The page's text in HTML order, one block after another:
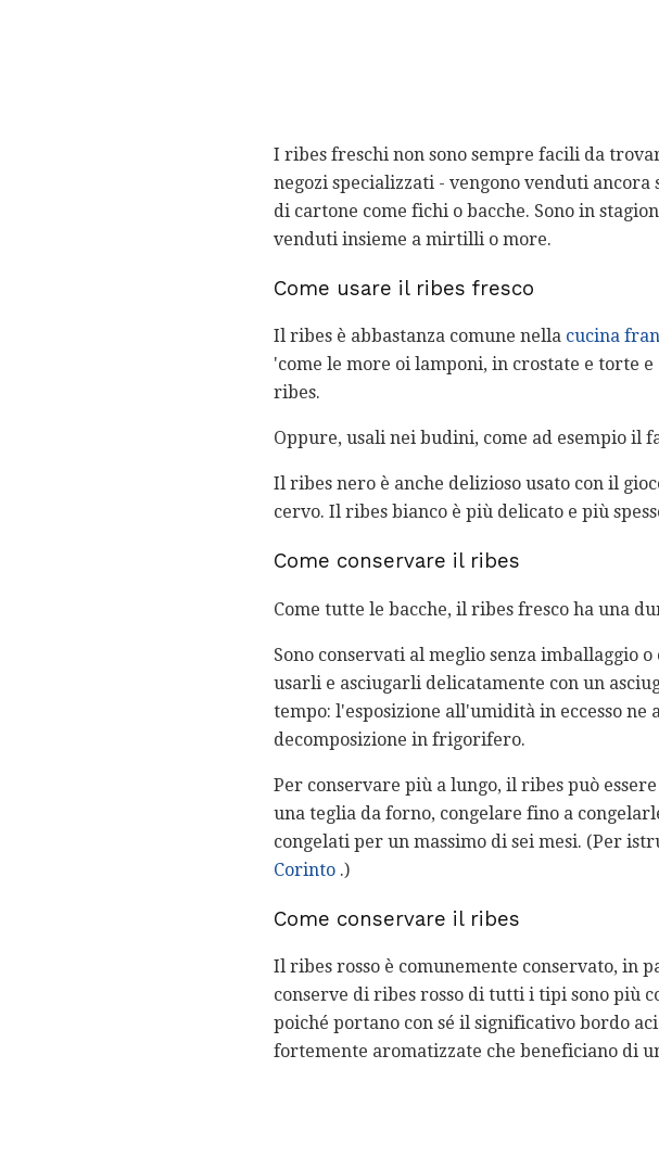
I ribes freschi non sono sempre facili da
negozi specializzati - vengono venduti
di cartone come fichi o bacche. Sono in
venduti insieme a mirtilli o more.
Come usare il ribes fresco
Il ribes è abbastanza comune nella cucina
'come le more oi lamponi, in crostate e torte
ribes.
Oppure, usali nei budini, come ad esempio il
Il ribes nero è anche delizioso usato con il
cervo. Il ribes bianco è più delicato e più
Come conservare il ribes
Come tutte le bacche, il ribes fresco ha una
Sono conservati al meglio senza imballaggio
usarli e asciugarli delicatamente con un
tempo: l'esposizione all'umidità in eccesso
decomposizione in frigorifero.
Per conservare più a lungo, il ribes può
una teglia da forno, congelare fino a
congelati per un massimo di sei mesi. (Per
Corinto .)
Come conservare il ribes
Il ribes rosso è comunemente conservato, in
conserve di ribes rosso di tutti i tipi sono più
poiché portano con sé il significativo bordo
fortemente aromatizzate che beneficiano di